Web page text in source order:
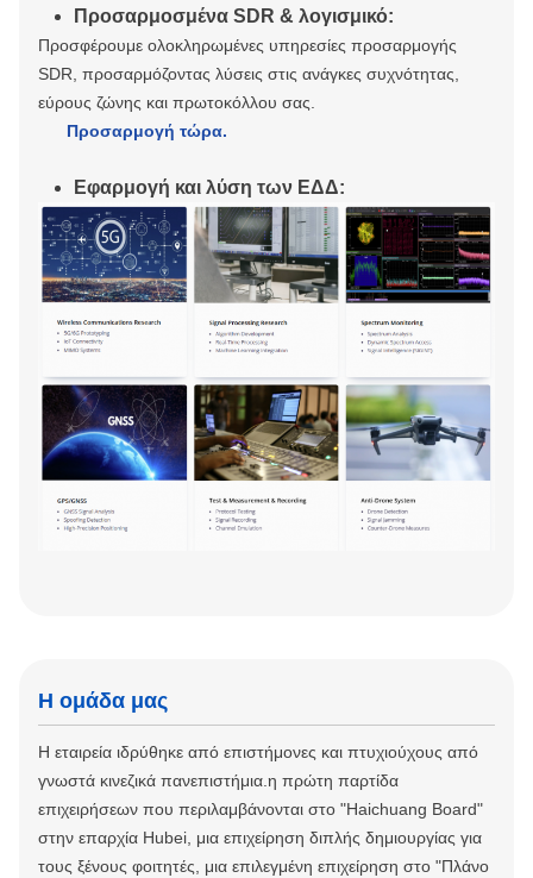
Προσαρμοσμένα SDR & λογισμικό:
Προσφέρουμε ολοκληρωμένες υπηρεσίες προσαρμογής
SDR, προσαρμόζοντας λύσεις στις ανάγκες συχνότητας,
εύρους ζώνης και πρωτοκόλλου σας.
Προσαρμογή τώρα.
Εφαρμογή και λύση των ΕΔΔ:
Η ομάδα μας
Η εταιρεία ιδρύθηκε από επιστήμονες και πτυχιούχους από
γνωστά κινεζικά πανεπιστήμια.η πρώτη παρτίδα
επιχειρήσεων που περιλαμβάνονται στο "Haichuang Board"
στην επαρχία Hubei, μια επιχείρηση διπλής δημιουργίας για
τους ξένους φοιτητές, μια επιλεγμένη επιχείρηση στο "Πλάνο